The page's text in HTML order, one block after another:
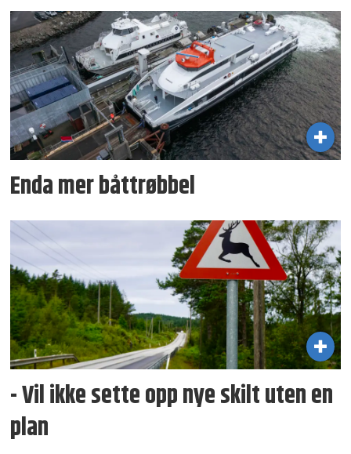
Enda mer båttrøbbel
- Vil ikke sette opp nye skilt uten en
plan